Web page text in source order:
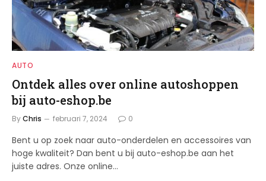
AUTO
Ontdek alles over online autoshoppen
bij auto-eshop.be
ByChris februari 7, 2024 0
Bent u op zoek naar auto-onderdelen en accessoires van
hoge kwaliteit? Dan bent u bij auto-eshop.be aan het
juiste adres. Onze online…